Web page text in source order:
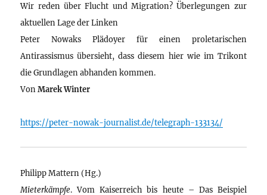
Wir reden über Flucht und Migration? Überlegungen zur
aktuellen Lage der Linken
Peter Nowaks Plädoyer für einen proletarischen
Antirassismus übersieht, dass diesem hier wie im Trikont
die Grundlagen abhanden kommen.
VonMarek Winter
https://peter-nowak-journalist.de/telegraph-133134/
Philipp Mattern (Hg.)
Mieterkämpfe. Vom Kaiserreich bis heute – Das Beispiel